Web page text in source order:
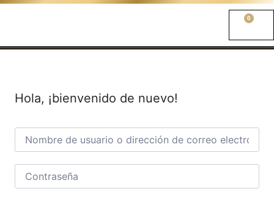
0
Hola, ¡bienvenido de nuevo!